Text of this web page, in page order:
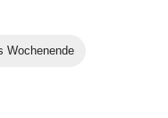
Wochenende